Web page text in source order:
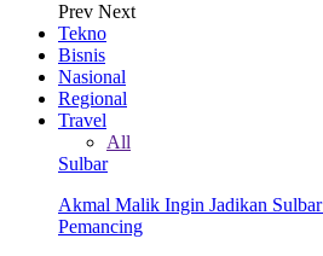
Prev Next
Tekno
Bisnis
Nasional
Regional
Travel
All
Sulbar
Akmal Malik Ingin Jadikan
Pemancing